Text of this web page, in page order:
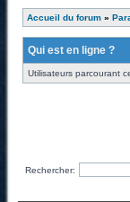
Accueil du forum »
Qui est en ligne ?
Utilisateurs parcourant
Rechercher: